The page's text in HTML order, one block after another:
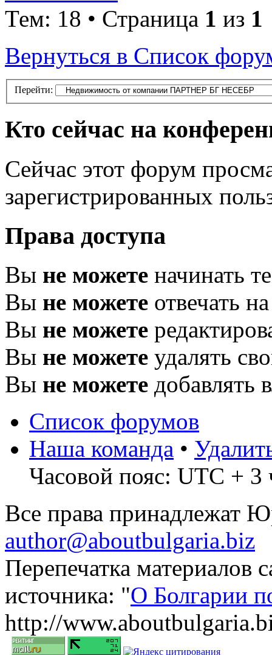
Тем: 18 • Страница 1 из 1
Вернуться в Список
Перейти:
Кто сейчас на
Сейчас этот форум
зарегистрированных
Права доступа
Вы не можете начинать
Вы не можете отвечать
Вы не можете
Вы не можете удалять
Вы не можете добавлять
Список форумов
Наша команда •
Часовой пояс: UTC + 3
Все права принадлежат
author@aboutbulgaria.biz
Перепечатка материалов
источника: "О Болгарии
http://